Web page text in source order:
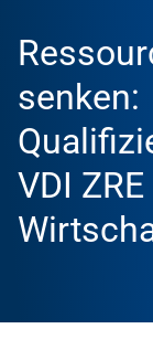
senken:
VDI